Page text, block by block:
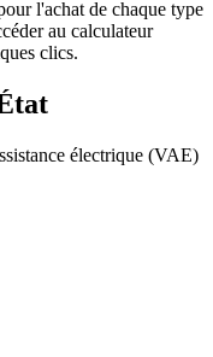
l'achat de chaque type
au calculateur
clics.
électrique (VAE)